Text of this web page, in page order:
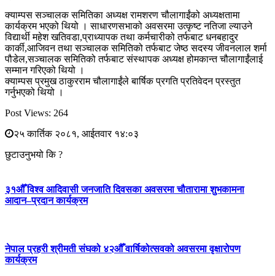
क्याम्पस सञ्चालक समितिका अध्यक्ष रामशरण चौलागाईंको अध्यक्षतामा
कार्यक्रम भएको थियो । साधारणसभाको अवसरमा उत्कृष्ट नतिजा ल्याउने
विद्यार्थी महेश खतिवडा,प्राध्यापक तथा कर्मचारीको तर्फबाट धनबहादुर
कार्की,आजिवन तथा सञ्चालक समितिको तर्फबाट जेष्ठ सदस्य जीवनलाल शर्मा
पौडेल,सञ्चालक समितिको तर्फबाट संस्थापक अध्यक्ष होमकान्त चौलागाईंलाई
सम्मान गरिएको थियो ।
क्याम्पस प्रमुख ठाकुरराम चौलागाईंले बार्षिक प्रगति प्रतिवेदन प्रस्तुत
गर्नुभएको थियो ।
Post Views: 264
२५ कार्तिक २०८१, आईतवार १४:०३
छुटाउनुभयो कि ?
३१औँ विश्व आदिवासी जनजाति दिवसका अवसरमा चौतारामा शुभकामना
आदान–प्रदान कार्यक्रम
नेपाल प्रहरी श्रीमती संघको ४२औँ वार्षिकोत्सवको अवसरमा वृक्षारोपण
कार्यक्रम